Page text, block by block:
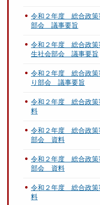
令和２年度 総合政
部会 議事要旨
令和２年度 総合政
生社会部会 議事要旨
令和２年度 総合政策
り部会 議事要旨
令和２年度 総合政
料
令和２年度 総合政
部会 資料
令和２年度 総合政
部会 資料
令和２年度 総合政
料